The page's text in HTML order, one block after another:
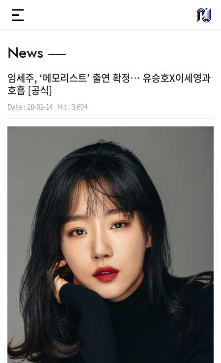
News
임세주, ‘메모리스트’ 출연 확정… 유승호X이세영과
호흡 [공식]
Date : 20-01-14 Hit : 3,694